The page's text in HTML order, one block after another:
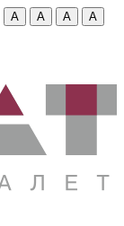
A A A
A